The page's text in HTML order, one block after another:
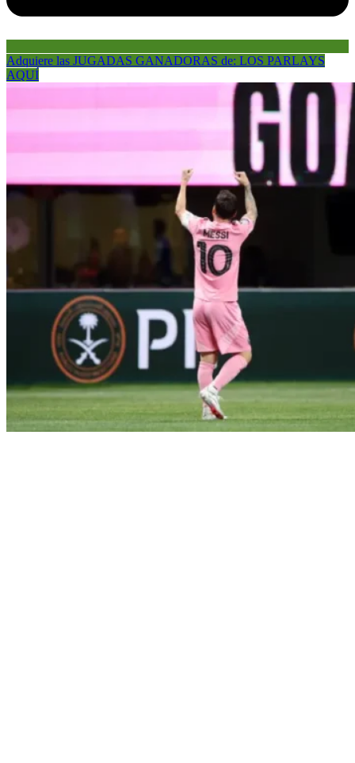
Adquiere las JUGADAS GANADORAS de: LOS PARLAYS
AQUÍ